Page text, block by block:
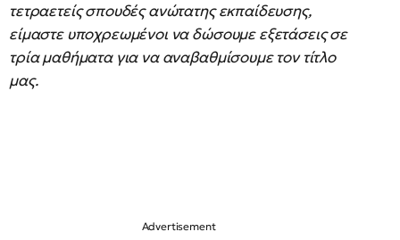
τετραετείς σπουδές ανώτατης εκπαίδευσης,
είμαστε υποχρεωμένοι να δώσουμε εξετάσεις σε
τρία μαθήματα για να αναβαθμίσουμε τον τίτλο
μας.